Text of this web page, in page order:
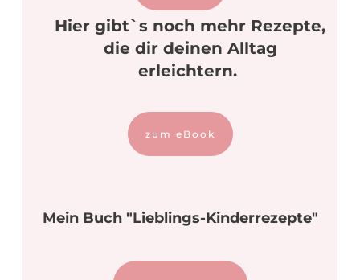
Hier gibt`s noch mehr Rezepte,
die dir deinen Alltag
erleichtern.
zum eBook
Mein Buch "Lieblings-Kinderrezepte"